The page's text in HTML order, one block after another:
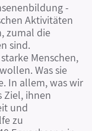
-
Aktivitäten
zumal die
sind.
Menschen,
Was sie
In allem, was wir
Ziel, ihnen
und
zu